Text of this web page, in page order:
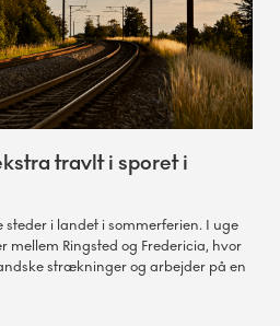
travlt i sporet i
i landet i sommerferien. I uge
mellem Ringsted og Fredericia, hvor
strækninger og arbejder på en